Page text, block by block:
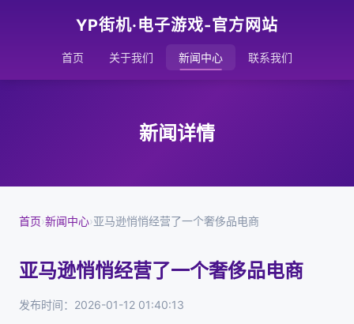
YP街机·电子游戏-官方网站
首页 关于我们 新闻中心 联系我们
新闻详情
首页›新闻中心›亚马逊悄悄经营了一个奢侈品电商
亚马逊悄悄经营了一个奢侈品电商
发布时间：2026-01-12 01:40:13